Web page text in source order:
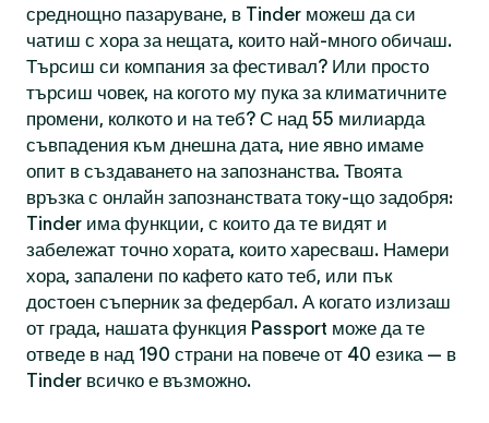
среднощно пазаруване, в Tinder можеш да си
чатиш с хора за нещата, които най-много обичаш.
Търсиш си компания за фестивал? Или просто
търсиш човек, на когото му пука за климатичните
промени, колкото и на теб? С над 55 милиарда
съвпадения към днешна дата, ние явно имаме
опит в създаването на запознанства. Твоята
връзка с онлайн запознанствата току-що задобря:
Tinder има функции, с които да те видят и
забележат точно хората, които харесваш. Намери
хора, запалени по кафето като теб, или пък
достоен съперник за федербал. А когато излизаш
от града, нашата функция Passport може да те
отведе в над 190 страни на повече от 40 езика — в
Tinder всичко е възможно.